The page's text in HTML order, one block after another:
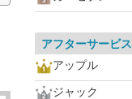
アフターサービス
アップル
ジャック